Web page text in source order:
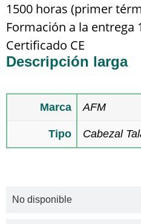
1500 horas (primer
Formación a la entrega
Certificado CE
Descripción larga
Marca AFM
Tipo Cabezal
No disponible